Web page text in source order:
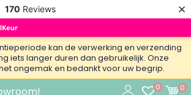
170 Reviews ×
kan de verwerking en verzending
iets langer duren dan gebruikelijk. Onze
ongemak en bedankt voor uw begrip.
0 0